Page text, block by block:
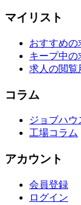
マイリスト
おすすめの
キープ中の
求人の閲覧
コラム
ジョブハウ
工場コラム
アカウント
会員登録
ログイン